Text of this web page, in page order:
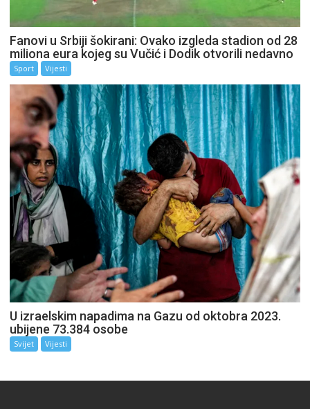
Fanovi u Srbiji šokirani: Ovako izgleda stadion od 28
miliona eura kojeg su Vučić i Dodik otvorili nedavno
Sport Vijesti
U izraelskim napadima na Gazu od oktobra 2023.
ubijene 73.384 osobe
Svijet Vijesti